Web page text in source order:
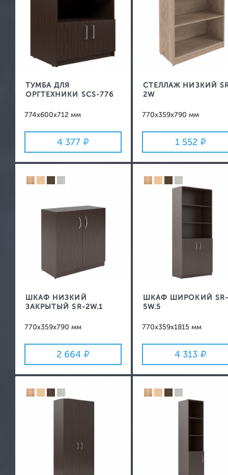
ТУМБА ДЛЯ
ОРГТЕХНИКИ SCS-776
774x600x712 мм
4 377
СТЕЛЛАЖ НИЗКИЙ
2W
770x359x790 мм
1 552
ШКАФ НИЗКИЙ
ЗАКРЫТЫЙ SR-2W.1
770x359x790 мм
2 664
ШКАФ ШИРОКИЙ SR-
5W.5
770x359x1815 мм
4 313